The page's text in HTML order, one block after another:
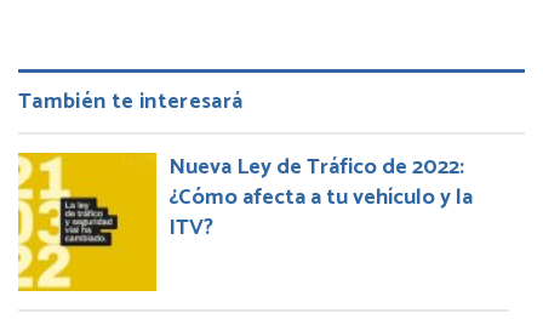
También te interesará
Nueva Ley de Tráfico de 2022:
¿Cómo afecta a tu vehículo y la
ITV?